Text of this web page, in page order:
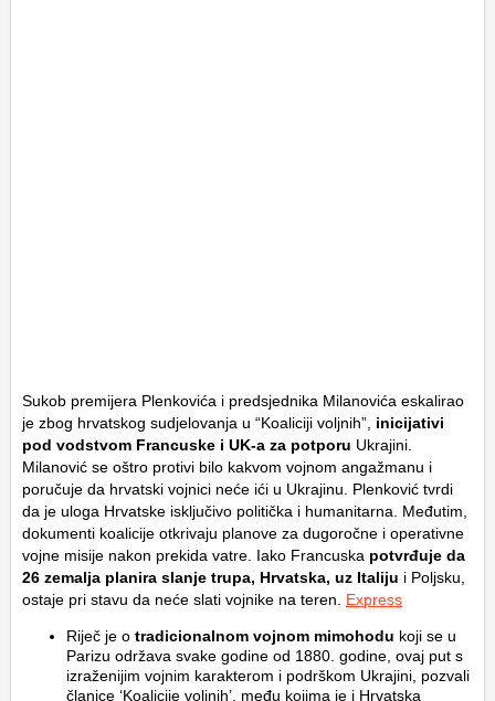
Sukob premijera Plenkovića i predsjednika Milanovića eskalirao
je zbog hrvatskog sudjelovanja u “Koaliciji voljnih”, inicijativi
pod vodstvom Francuske i UK-a za potporu Ukrajini.
Milanović se oštro protivi bilo kakvom vojnom angažmanu i
poručuje da hrvatski vojnici neće ići u Ukrajinu. Plenković tvrdi
da je uloga Hrvatske isključivo politička i humanitarna. Međutim,
dokumenti koalicije otkrivaju planove za dugoročne i operativne
vojne misije nakon prekida vatre. Iako Francuska potvrđuje da
26 zemalja planira slanje trupa, Hrvatska, uz Italiju i Poljsku,
ostaje pri stavu da neće slati vojnike na teren. Express
Riječ je o tradicionalnom vojnom mimohodu koji se u
Parizu održava svake godine od 1880. godine, ovaj put s
izraženijim vojnim karakterom i podrškom Ukrajini, pozvali
članice ‘Koalicije voljnih’, među kojima je i Hrvatska